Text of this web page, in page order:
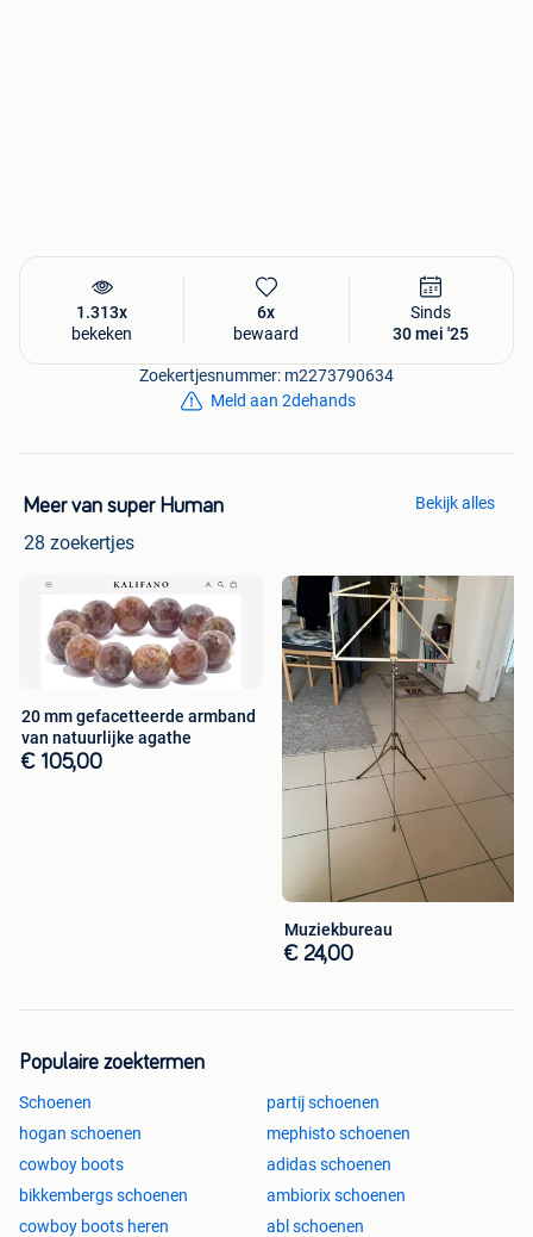
1.313x
bekeken
6x
bewaard
Sinds
30 mei '25
Zoekertjesnummer: m2273790634
Meld aan 2dehands
Meer van super Human
28 zoekertjes
Bekijk alles
20 mm gefacetteerde armband
van natuurlijke agathe
€ 105,00
Muziekbureau
€ 24,00
Populaire zoektermen
Schoenen
partij schoenen
hogan schoenen
mephisto schoenen
cowboy boots
adidas schoenen
bikkembergs schoenen
ambiorix schoenen
cowboy boots heren
abl schoenen